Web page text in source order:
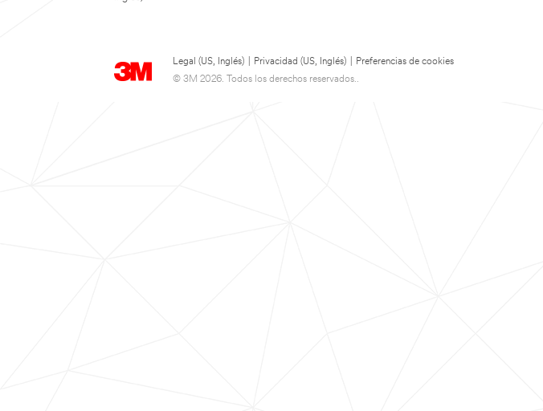
Legal (US, Inglés) Privacidad (US, Inglés)
Preferencias de cookies
© 3M 2026. Todos los derechos reservados..